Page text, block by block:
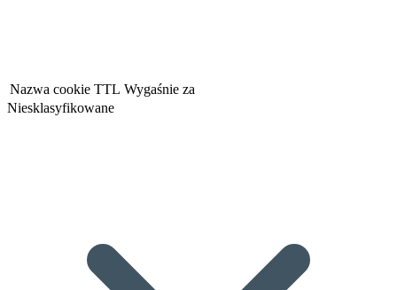
Nazwa cookie TTL Wygaśnie za
Niesklasyfikowane